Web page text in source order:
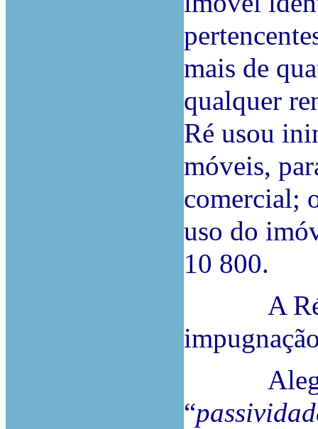
mais de
qualquer
Ré usou
móveis,
comercial;
uso do
10 800.
A Ré
Alegou,
“